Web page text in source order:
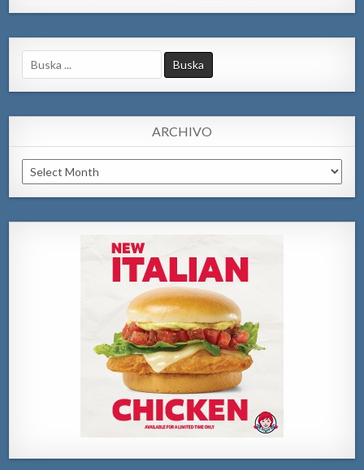
Search
for:
ARCHIVO
Archivo